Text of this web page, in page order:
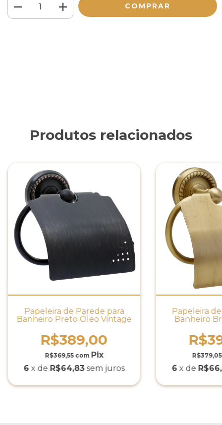
Produtos relacionados
Papeleira de Parede para
Banheiro Preto Óleo Vintage
R$389,00
R$369,55 com
6 x de R$64,83 sem juros
Papeleira
Banheiro
6 x de